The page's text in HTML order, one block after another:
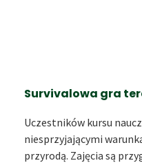
Survivalowa gra
Uczestników kursu
niesprzyjającymi
przyrodą. Zajęcia są